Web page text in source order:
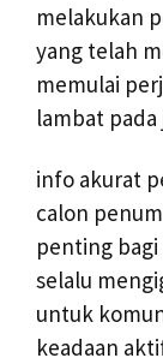
melakukan
yang telah
memulai
lambat pada
info akurat
calon
penting
selalu
untuk
keadaan